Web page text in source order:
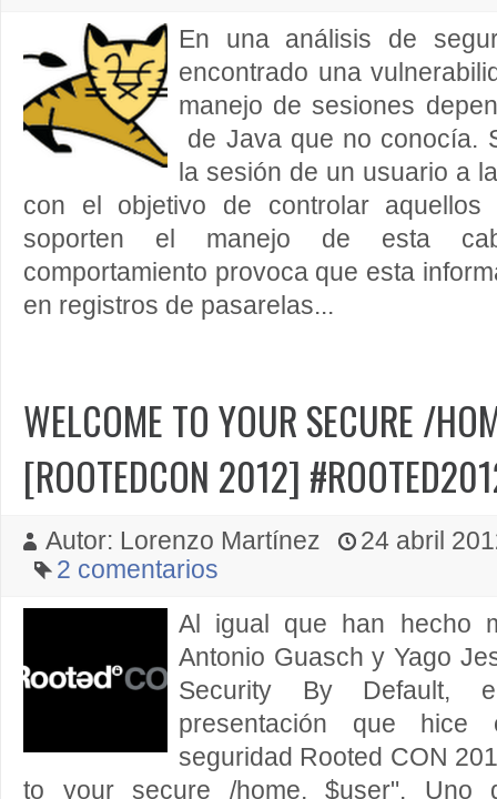
En una análisis de
encontrado una
manejo de sesiones
de Java que no conocía.
la sesión de un usuario a
con el objetivo de controlar aquellos
soporten el manejo de esta
comportamiento provoca que esta
en registros de pasarelas...
WELCOME TO YOUR SECURE /
[ROOTEDCON 2012]
Autor: Lorenzo Martínez
24 abril
2 comentarios
Al igual que han hecho
Antonio Guasch y Yago
Security By Default,
presentación que
seguridad Rooted CON
to your secure /home, $user". Uno